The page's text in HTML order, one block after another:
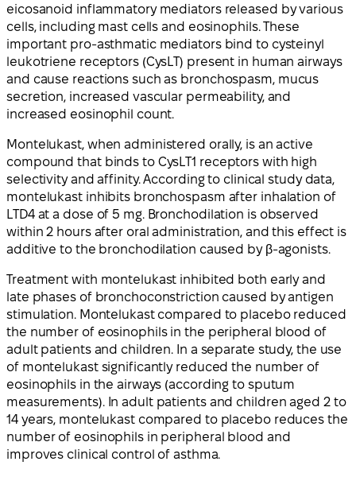
eicosanoid inflammatory mediators released by various
cells, including mast cells and eosinophils. These
important pro-asthmatic mediators bind to cysteinyl
leukotriene receptors (CysLT) present in human airways
and cause reactions such as bronchospasm, mucus
secretion, increased vascular permeability, and
increased eosinophil count.
Montelukast, when administered orally, is an active
compound that binds to CysLT1 receptors with high
selectivity and affinity. According to clinical study data,
montelukast inhibits bronchospasm after inhalation of
LTD4 at a dose of 5 mg. Bronchodilation is observed
within 2 hours after oral administration, and this effect is
additive to the bronchodilation caused by β-agonists.
Treatment with montelukast inhibited both early and
late phases of bronchoconstriction caused by antigen
stimulation. Montelukast compared to placebo reduced
the number of eosinophils in the peripheral blood of
adult patients and children. In a separate study, the use
of montelukast significantly reduced the number of
eosinophils in the airways (according to sputum
measurements). In adult patients and children aged 2 to
14 years, montelukast compared to placebo reduces the
number of eosinophils in peripheral blood and
improves clinical control of asthma.